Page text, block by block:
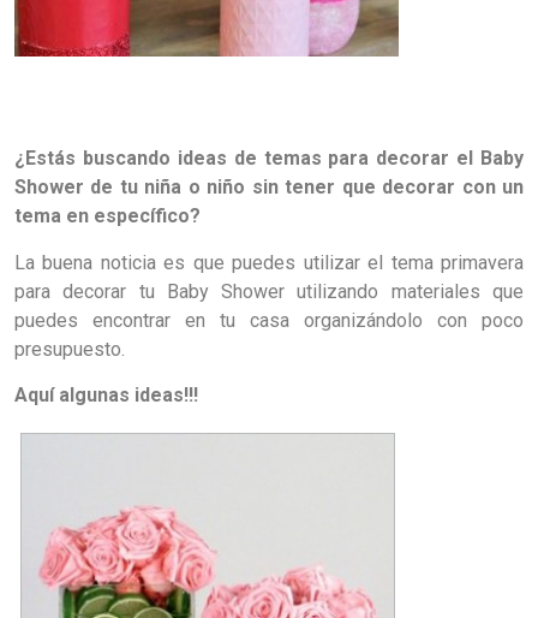
¿Estás buscando ideas de temas para decorar el Baby
Shower de tu niña o niño sin tener que decorar con un
tema en específico?
La buena noticia es que puedes utilizar el tema primavera
para decorar tu Baby Shower utilizando materiales que
puedes encontrar en tu casa organizándolo con poco
presupuesto.
Aquí algunas ideas!!!